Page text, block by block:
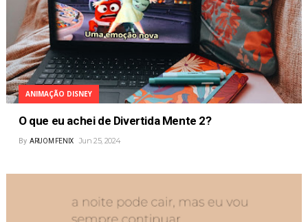
ANIMAÇÃO DISNEY
O que eu achei de Divertida Mente 2?
By ARUOM FENIX Jun 25, 2024